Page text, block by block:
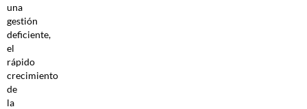
una
gestión
deficiente,
el
rápido
crecimiento
de
la